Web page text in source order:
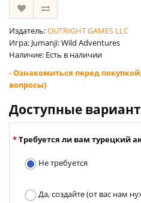
Издатель:OUTRIGHT GAMES LLC
Игра: Jumanji: Wild Adventures
Наличие: Есть в наличии
- Ознакомиться перед
вопросы)
Доступные
Требуется ли вам турецкий
Не требуется
Да, создайте (от вас нам